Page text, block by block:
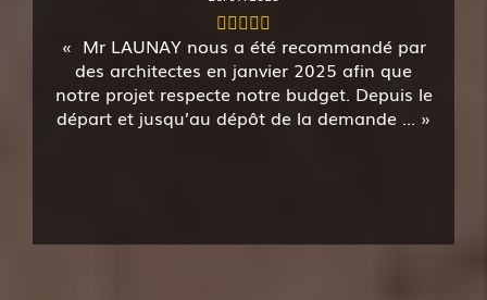
Mr LAUNAY nous a été recommandé par
des architectes en janvier 2025 afin que
notre projet respecte notre budget. Depuis le
départ et jusqu’au dépôt de la demande ...